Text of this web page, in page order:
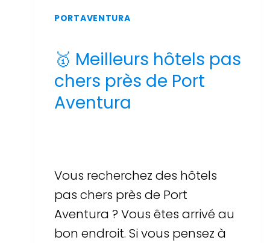
PORTAVENTURA
🥇 Meilleurs hôtels pas
chers près de Port
Aventura
Vous recherchez des hôtels
pas chers près de Port
Aventura ? Vous êtes arrivé au
bon endroit. Si vous pensez à